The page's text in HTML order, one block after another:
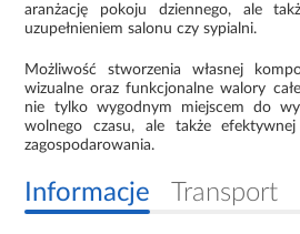
aranżację pokoju dziennego, ale
uzupełnieniem salonu czy sypialni.
Możliwość stworzenia własnej
wizualne oraz funkcjonalne walory
nie tylko wygodnym miejscem do
wolnego czasu, ale także
zagospodarowania.
Informacje Transport